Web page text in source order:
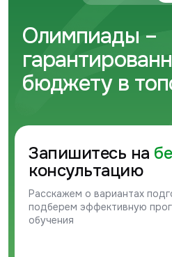
Олимпиады –
бюджету в
Запишитесь на
консультацию
Расскажем о вариантах
подберем эффективную
обучения